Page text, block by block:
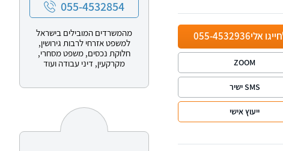
חייגו אלי055-4532936
ZOOM
SMS ישיר
ייעוץ אישי
055-4532854
מהמשרדים המובילים בישראל
למשפט אזרחי לרבות גירושין,
חלוקת נכסים, משפט מסחרי,
מקרקעין, דיני עבודה ועוד